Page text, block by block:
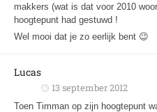
makkers (wat is dat voor 2010
hoogtepunt had gestuwd !
Wel mooi dat je zo eerlijk bent 😉
Lucas
13 september 2012
Toen Timman op zijn hoogtepunt